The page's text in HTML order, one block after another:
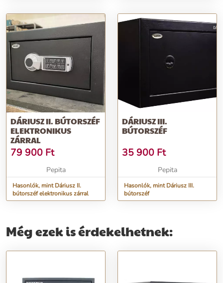
DÁRIUSZ II. BÚTORSZÉF
ELEKTRONIKUS
ZÁRRAL
79 900 Ft
Pepita
Hasonlók, mint Dáriusz II.
bútorszéf elektronikus zárral
DÁRIUSZ III.
BÚTORSZÉF
35 900 Ft
Pepita
Hasonlók, mint Dáriusz III.
bútorszéf
Még ezek is érdekelhetnek: